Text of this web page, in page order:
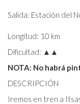
Salida: Estación del
Longitud: 10 km
Dificultad: ▲▲
NOTA: No habrá
DESCRIPCIÓN
Iremos en tren a